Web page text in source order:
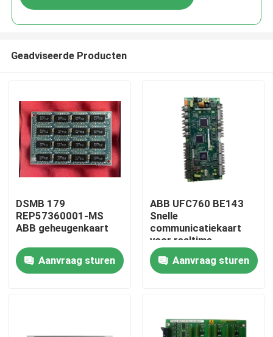
Thuis
Video's
Geadviseerde Producten
DSMB 179
REP57360001-MS
ABB geheugenkaart
Aanvraag sturen
ABB UFC760 BE143
Snelle
communicatiekaart
voor realtime
gegevensoverdracht
in zware
fabrieksomstandigheden
Aanvraag sturen